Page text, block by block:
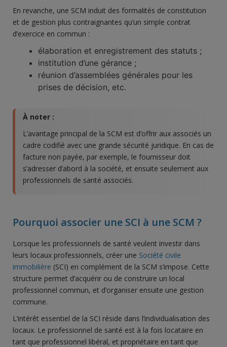
En revanche, une SCM induit des formalités de constitution
et de gestion plus contraignantes qu’un simple contrat
d’exercice en commun :
élaboration et enregistrement des statuts ;
institution d’une gérance ;
réunion d’assemblées générales pour les
prises de décision, etc.
À noter :
L’avantage principal de la SCM est d’offrir aux associés un
cadre codifié avec une grande sécurité juridique. En cas de
facture non payée, par exemple, le fournisseur doit
s’adresser d’abord à la société, et ensuite seulement aux
professionnels de santé associés.
Pourquoi associer une SCI à une SCM ?
Lorsque les professionnels de santé veulent investir dans
leurs locaux professionnels, créer une Société civile
immobilière (SCI) en complément de la SCM s’impose. Cette
structure permet d’acquérir ou de construire un local
professionnel commun, et d’organiser ensuite une gestion
commune.
L’intérêt essentiel de la SCI réside dans l’individualisation des
locaux. Le professionnel de santé est à la fois locataire en
tant que professionnel libéral, et propriétaire en tant que